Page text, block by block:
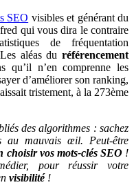
SEO visibles et générant du
qui vous dira le contraire
de fréquentation
aléas du référencement
qu’il n’en comprenne les
d’améliorer son ranking,
tristement, à la 273ème
des algorithmes : sachez
au mauvais œil. Peut-être
choisir vos mots-clés SEO !
pour réussir votre
visibilité!